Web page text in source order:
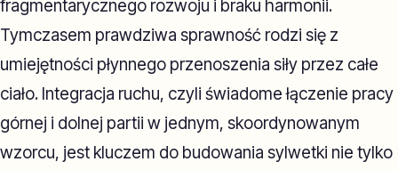
fragmentarycznego rozwoju i braku harmonii.
Tymczasem prawdziwa sprawność rodzi się z
umiejętności płynnego przenoszenia siły przez całe
ciało. Integracja ruchu, czyli świadome łączenie pracy
górnej i dolnej partii w jednym, skoordynowanym
wzorcu, jest kluczem do budowania sylwetki nie tylko